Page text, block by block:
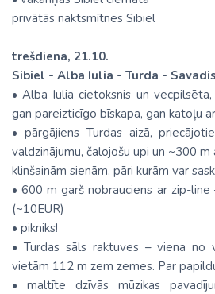
privātās naktsmītnes Sibiel
trešdiena, 21.10.
Sibiel - Alba Iulia - Turda -
• Alba Iulia cietoksnis un
gan pareizticīgo bīskapa, gan katoļu
• pārgājiens Turdas aizā,
valdzinājumu, čalojošu upi un ~300
klinšainām sienām, pāri kurām var
• 600 m garš nobrauciens ar zip-line
(~10EUR)
• pikniks!
• Turdas sāls raktuves – viena no
vietām 112 m zem zemes. Par
• maltīte dzīvās mūzikas